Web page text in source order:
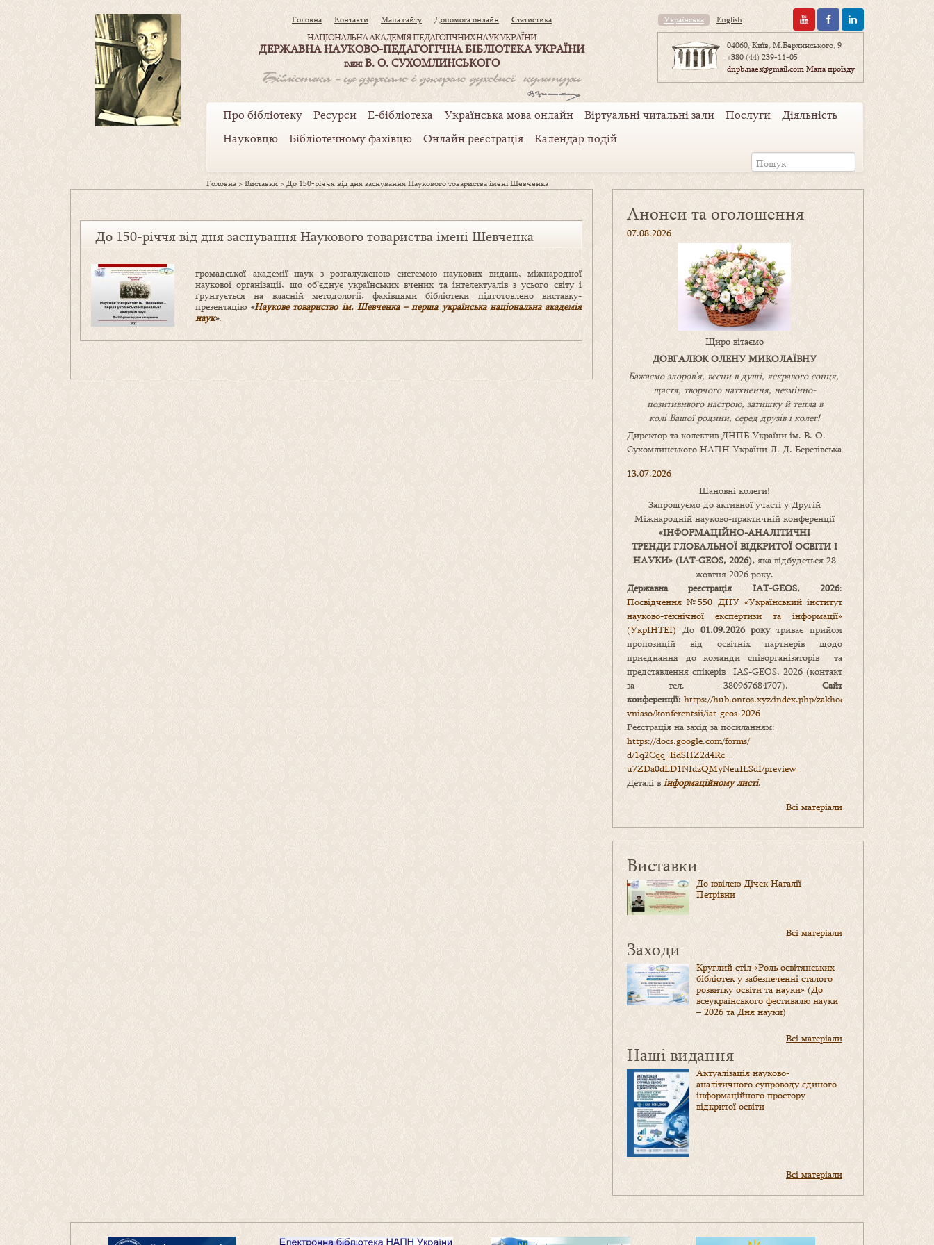
Головна Контакти Мапа сайту Допомога онлайн Статистика
НАЦІОНАЛЬНА АКАДЕМІЯ ПЕДАГОГІЧНИХ НАУК УКРАЇНИ
ДЕРЖАВНА НАУКОВО-ПЕДАГОГІЧНА БІБЛІОТЕКА УКРАЇНИ
ІМЕНІВ. О. СУХОМЛИНСЬКОГО
Українська English
04060, Київ, М.Берлинського, 9
+380 (44) 239-11-05
dnpb.naes@gmail.comМапа проїзду
Про бібліотеку Ресурси Е-бібліотека Українська мова онлайн Віртуальні читальні зали Послуги
Діяльність
Науковцю
Бібліотечному фахівцю Онлайн реєстрація Календар подій
Головна >Виставки >До 150-річчя від дня заснування Наукового товариства імені Шевченка
До 150-річчя від дня заснування Наукового товариства імені Шевченка
громадської академії наук з розгалуженою системою наукових видань, міжнародної
наукової організації, що об’єднує українських вчених та інтелектуалів з усього світу і
ґрунтується на власній методології, фахівцями бібліотеки підготовлено виставку-
презентацію «Наукове товариство ім. Шевченка – перша українська національна академія
наук».
Анонси та оголошення
07.08.2026
Щиро вітаємо
ДОВГАЛЮК ОЛЕНУ МИКОЛАЇВНУ
Бажаємо здоров’я, весни в душі, яскравого сонця,
щастя, творчого натхнення, незмінно-
позитивнвого настрою, затишкуйтепла в
коліВашоїродини, серед друзів і колег!
Директор та колектив ДНПБ України ім. В. О.
Сухомлинського НАПН України Л. Д. Березівська
13.07.2026
Шановні колеги!
Запрошуємо до активної участі у Другій
Міжнародній науково-практичній конференції
«ІНФОРМАЦІЙНО-АНАЛІТИЧНІ
ТРЕНДИ ГЛОБАЛЬНОЇ ВІДКРИТОЇ ОСВІТИ І
НАУКИ» (IAT-GEOS, 2026), яка відбудеться 28
жовтня 2026 року.
Державна реєстрація IAT-GEOS, 2026:
Посвідчення №550 ДНУ «Український інститут
науково-технічної експертизи та інформації»
(УкрІНТЕІ) До 01.09.2026 рокутриває прийом
пропозицій від освітніх партнерів щодо
приєднання до команди співорганізаторів та
представлення спікерів IAS-GEOS, 2026 (контакт
за тел. +380967684707). Сайт
конференції: https://hub.ontos.xyz/index.php/zakhody-
vniaso/konferentsii/iat-geos-2026
Реєстрація на захід за посиланням:
https://docs.google.com/forms/
d/1q2Cqq_IidSHZ2d4Rc_
u7ZDa0dLD1NIdzQMyNeuILSdI/preview
Деталі в інформаційному листі.
Всі матеріали
Виставки
До ювілею Дічек Наталії
Петрівни
Всі матеріали
Заходи
Круглий стіл «Роль освітянських
бібліотек у забезпеченні сталого
розвитку освіти та науки» (До
всеукраїнського фестивалю науки
– 2026 та Дня науки)
Всі матеріали
Наші видання
Актуалізація науково-
аналітичного супроводу єдиного
інформаційного простору
відкритої освіти
Всі матеріали